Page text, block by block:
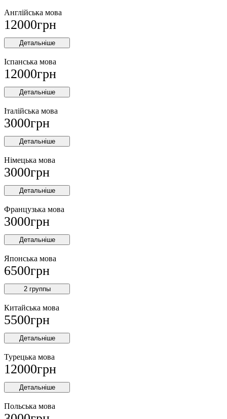
Англійська мова
12000грн
Детальніше
Іспанська мова
12000грн
Детальніше
Італійська мова
3000грн
Детальніше
Німецька мова
3000грн
Детальніше
Французька мова
3000грн
Детальніше
Японська мова
6500грн
2 группы
Китайська мова
5500грн
Детальніше
Турецька мова
12000грн
Детальніше
Польська мова